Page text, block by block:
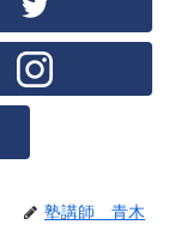
塾講師 青木